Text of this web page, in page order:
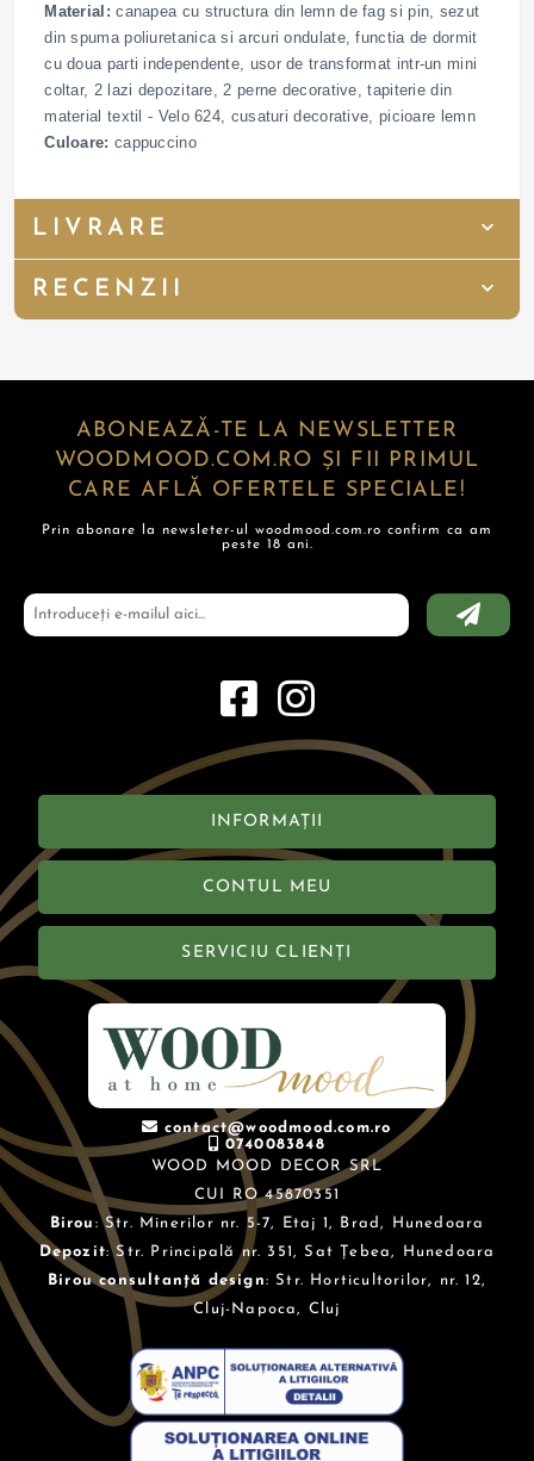
Material: canapea cu structura din lemn de fag si pin, sezut
din spuma poliuretanica si arcuri ondulate, functia de dormit
cu doua parti independente, usor de transformat intr-un mini
coltar, 2 lazi depozitare, 2 perne decorative, tapiterie din
material textil - Velo 624, cusaturi decorative, picioare lemn
Culoare: cappuccino
LIVRARE
RECENZII
ABONEAZĂ-TE LA NEWSLETTER
WOODMOOD.COM.RO ȘI FII PRIMUL
CARE AFLĂ OFERTELE SPECIALE!
Prin abonare la newsleter-ul woodmood.com.ro confirm ca am
peste 18 ani.
INFORMAȚII
CONTUL MEU
SERVICIU CLIENȚI
contact@woodmood.com.ro
0740083848
WOOD MOOD DECOR SRL
CUI RO 45870351
Birou : Str. Minerilor nr. 5-7, Etaj 1, Brad, Hunedoara
Depozit: Str. Principală nr. 351, Sat Țebea, Hunedoara
Birou consultanță design: Str. Horticultorilor, nr. 12,
Cluj-Napoca, Cluj